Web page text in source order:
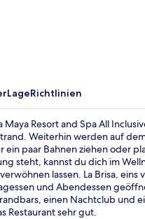
LageRichtlinien
Maya Resort and Spa All
Weiterhin werden auf
ein paar Bahnen ziehen oder
steht, kannst du dich im
lassen. La Brisa,
und Abendessen
einen Nachtclub und
Restaurant sehr gut.